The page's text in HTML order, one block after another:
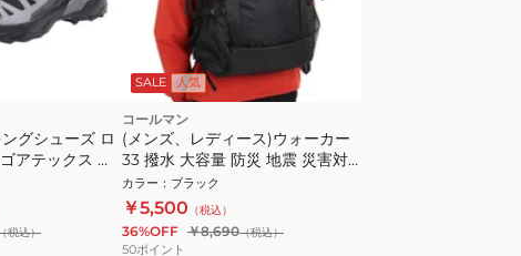
グシューズ ロ
アテックス エ
X ULTRA
税込）
SALE 人気
コールマン
(メンズ、レディース)ウォーカー
33 撥水 大容量 防災 地震 災害対
策 リュック 2000038970 ブラッ
ク 33L
カラー ： ブラック
￥5,500 （税込）
36%OFF ￥8,690（税込）
50ポイント